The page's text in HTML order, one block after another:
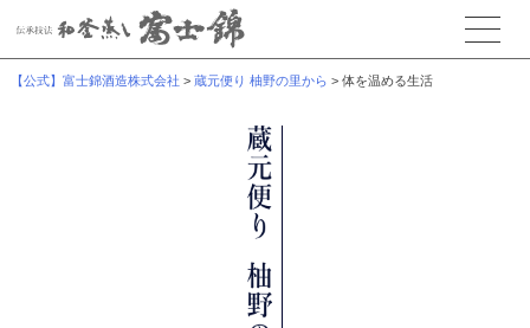
【公式】富士錦酒造株式会社 > 蔵元便り 柚野の里から > 体を温める生活